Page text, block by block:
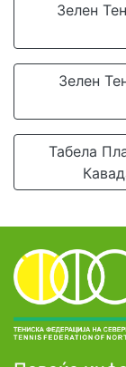
Зелен
Зелен
Табела